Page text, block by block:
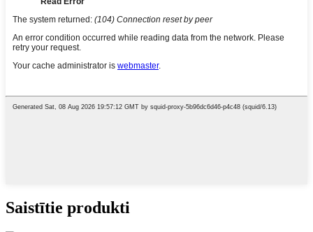
Saistītie produkti